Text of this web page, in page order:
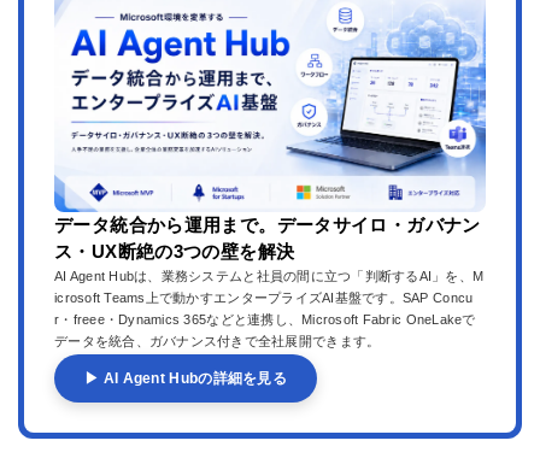
データ統合から運用まで。データサイロ・ガバナン
ス・UX断絶の3つの壁を解決
AI Agent Hubは、業務システムと社員の間に立つ「判断するAI」を、M
icrosoft Teams上で動かすエンタープライズAI基盤です。SAP Concu
r・freee・Dynamics 365などと連携し、Microsoft Fabric OneLakeで
データを統合、ガバナンス付きで全社展開できます。
▶ AI Agent Hubの詳細を見る